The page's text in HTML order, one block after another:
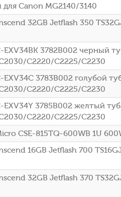
Canon MG2140/3140
32GB Jetflash 350
3782B002 черный
C2220/C2225/C2230
3783B002 голубой
C2220/C2225/C2230
3785B002 желтый
C2220/C2225/C2230
CSE-815TQ-600WB 1U
16GB Jetflash 700
32GB Jetflash 370